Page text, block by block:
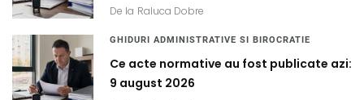
De la Raluca Dobre
GHIDURI ADMINISTRATIVE SI BIROCRATIE
Ce acte normative au fost publicate azi:
9 august 2026